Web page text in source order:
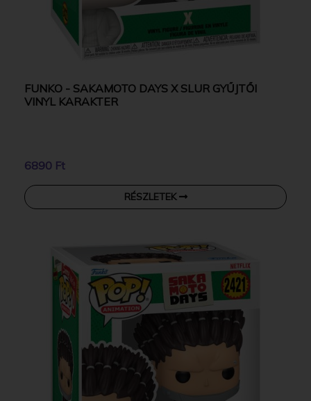
FUNKO - SAKAMOTO DAYS X SLUR GYŰJTŐI
VINYL KARAKTER
6890 Ft
RÉSZLETEK